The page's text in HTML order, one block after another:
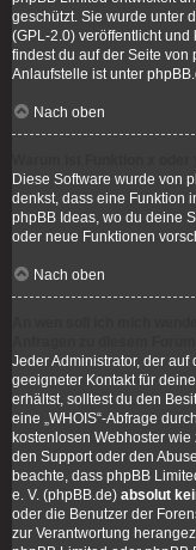
geschützt. Sie wurde unter
(GPL-2.0) veröffentlicht
findest du auf der Seite von
Anlaufstelle ist unter
Nach oben
Diese Software wurde von
denkst, dass eine Funktion
phpBB Ideas, wo du deine
oder neue Funktionen
Nach oben
Jeder Administrator, der auf
geeigneter Kontakt für
erhältst, solltest du den
eine „WHOIS“-Abfrage
kostenlosen Webhoster
den Support oder den
beachte, dass phpBB
e. V. (phpBB.de) absolut
oder die Benutzer der
zur Verantwortung